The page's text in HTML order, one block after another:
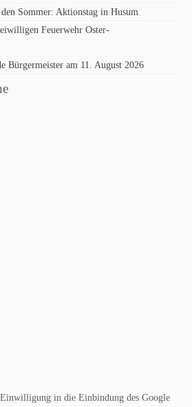
Sommer: Aktionstag in Husum
Feuerwehr Oster-
Bürgermeister am 11. August 2026
in die Einbindung des Google